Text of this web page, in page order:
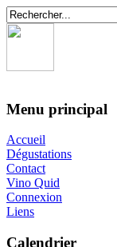
Menu principal
Accueil
Dégustations
Contact
Vino Quid
Connexion
Liens
Calendrier